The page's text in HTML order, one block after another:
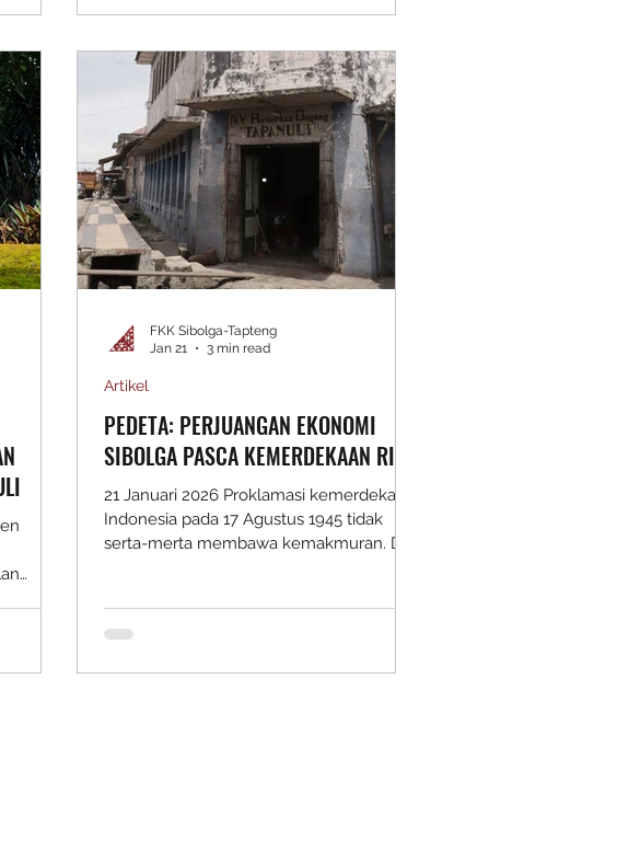
Sibolga ke-326 pada 2 April 2026.
sebagai perayaan seremonial, tetapi juga
sebagai instrumen kebijakan kultural
untuk menghidupkan kembali ekosistem
musik lokal yang dalam beberapa tahun
terakhir cenderung mengalami stagnasi.
D
PEDETA: PERJUANGAN EKONOMI
SIBOLGA PASCA KEMERDEKAAN RI
21 Januari 2026 Proklamasi kemerdekaan
Indonesia pada 17 Agustus 1945 tidak
serta-merta membawa kemakmuran. Di
kemerdekaan justru diawali oleh kondisi
ekonomi yang nyaris lumpuh. Warisan
Artikel
FKK Sibolga-Tapteng
Jan 21
3 min read